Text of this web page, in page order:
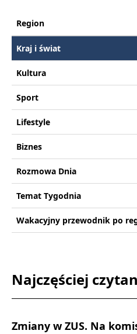
Region
Kraj i świat
Kultura
Sport
Lifestyle
Biznes
Rozmowa Dnia
Temat Tygodnia
Wakacyjny przewodnik po
Najczęściej
Zmiany w ZUS. Na